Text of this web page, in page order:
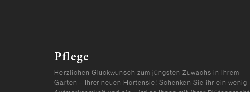
Pflege
Herzlichen Glückwunsch zum jüngsten Zuwachs in Ihrem
Garten – Ihrer neuen Hortensie! Schenken Sie ihr ein wenig